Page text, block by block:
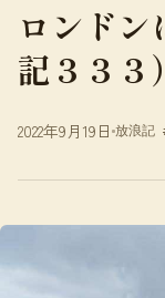
ロンド
記３３３）
2022年9月19日 放浪記